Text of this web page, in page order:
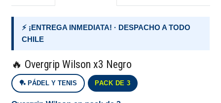
⚡ ¡ENTREGA INMEDIATA! · DESPACHO A TODO
CHILE
🔥 Overgrip Wilson x3 Negro
🏓 PÁDEL Y TENIS PACK DE 3